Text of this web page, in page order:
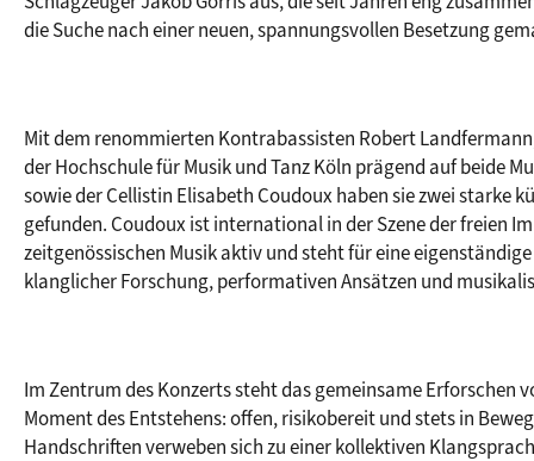
die Suche nach einer neuen, spannungsvollen Besetzung
Mit dem renommierten Kontrabassisten Robert
der Hochschule für Musik und Tanz Köln prägend auf beide
sowie der Cellistin Elisabeth Coudoux haben sie zwei starke
gefunden. Coudoux ist international in der Szene der freien
zeitgenössischen Musik aktiv und steht für eine
klanglicher Forschung, performativen Ansätzen und
Im Zentrum des Konzerts steht das gemeinsame Erforschen
Moment des Entstehens: offen, risikobereit und stets in
Handschriften verweben sich zu einer kollektiven